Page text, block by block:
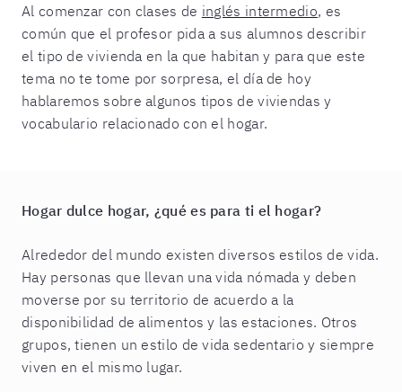
Al comenzar con clases de inglés intermedio, es
común que el profesor pida a sus alumnos describir
el tipo de vivienda en la que habitan y para que este
tema no te tome por sorpresa, el día de hoy
hablaremos sobre algunos tipos de viviendas y
vocabulario relacionado con el hogar.
Hogar dulce hogar, ¿qué es para ti el hogar?
Alrededor del mundo existen diversos estilos de vida.
Hay personas que llevan una vida nómada y deben
moverse por su territorio de acuerdo a la
disponibilidad de alimentos y las estaciones. Otros
grupos, tienen un estilo de vida sedentario y siempre
viven en el mismo lugar.